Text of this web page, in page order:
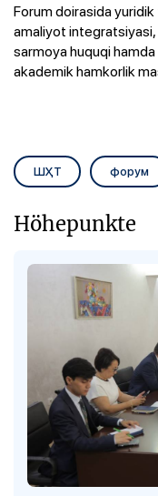
Forum doirasida
amaliyot integratsiyasi,
sarmoya huquqi
akademik hamkorlik
ШҲТ форум
Höhepunkte